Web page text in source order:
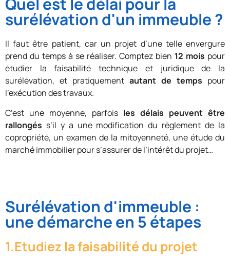
surélévation d'un immeuble ?
Il faut être patient, car un projet d’une telle envergure
prend du temps à se réaliser. Comptez bien 12 mois pour
étudier la faisabilité technique et juridique de la
surélévation, et pratiquement autant de temps pour
l’exécution des travaux.
C’est une moyenne, parfois les délais peuvent être
rallongés s’il y a une modification du règlement de la
copropriété, un examen de la mitoyenneté, une étude du
marché immobilier pour s’assurer de l’intérêt du projet…
Surélévation d'immeuble :
une démarche en 5 étapes
1.Etudiez la faisabilité du projet